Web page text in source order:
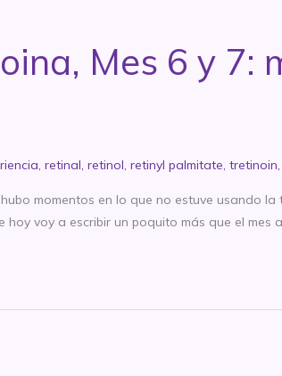
Mes 6 y 7:
, retinal, retinol, retinyl palmitate, tretinoin,
momentos en lo que no estuve usando
voy a escribir un poquito más que el mes